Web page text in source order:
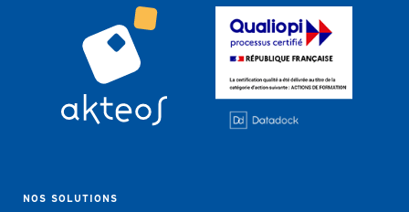
NOS SOLUTIONS